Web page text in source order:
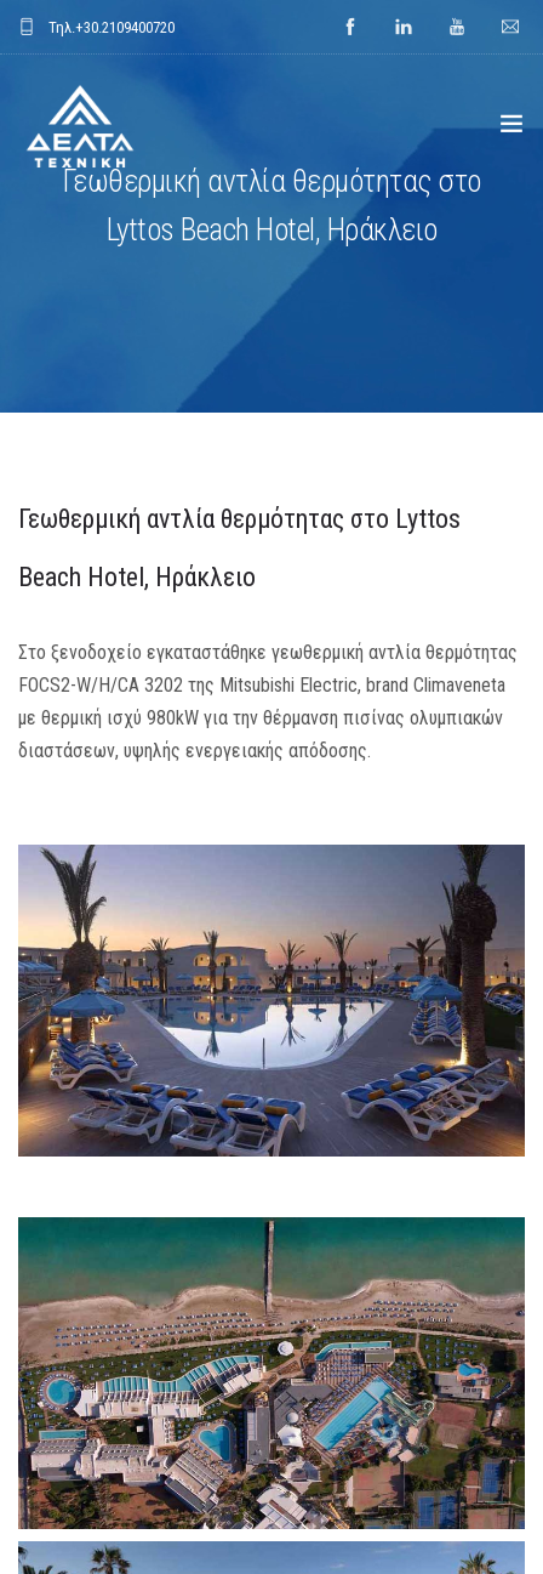
Τηλ.+30.2109400720
ΝΕΑ
MEDIA
ΦΥΛΛΑΔΙΑ
ΕΥΚΑΙΡΙΕΣ ΕΡΓΑΣΙΑΣ
ΕΠΙΚΟΙΝΩΝΙΑ
Γεωθερμική αντλία θερμότητας στο
Lyttos Beach Hotel, Ηράκλειο
Γεωθερμική αντλία θερμότητας στο Lyttos
Beach Hotel, Ηράκλειο
Στο ξενοδοχείο εγκαταστάθηκε γεωθερμική αντλία θερμότητας
FOCS2-W/H/CA 3202 της Mitsubishi Electric, brand Climaveneta
με θερμική ισχύ 980kW για την θέρμανση πισίνας ολυμπιακών
διαστάσεων, υψηλής ενεργειακής απόδοσης.